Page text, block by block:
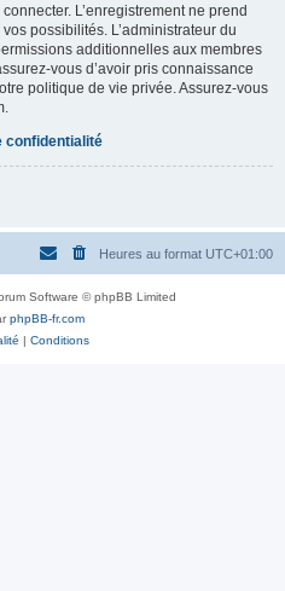
L’enregistrement ne prend
possibilités. L’administrateur du
additionnelles aux membres
vous d’avoir pris connaissance
politique de vie privée. Assurez-vous
confidentialité
Heures au format UTC+01:00
Software © phpBB Limited
phpBB-fr.com
| Conditions